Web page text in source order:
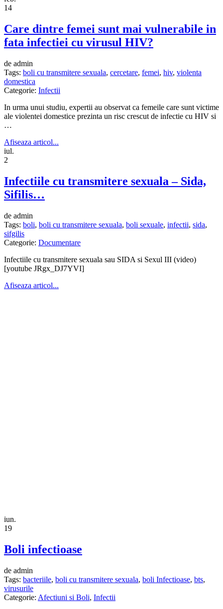
14
Care dintre femei sunt mai vulnerabile in
fata infectiei cu virusul HIV?
de admin
Tags: boli cu transmitere sexuala, cercetare, femei, hiv, violenta
domestica
Categorie: Infectii
In urma unui studiu, expertii au observat ca femeile care sunt victime
ale violentei domestice prezinta un risc crescut de infectie cu HIV si
…
Afiseaza articol...
iul.
2
Infectiile cu transmitere sexuala – Sida,
Sifilis…
de admin
Tags: boli, boli cu transmitere sexuala, boli sexuale, infectii, sida,
sifgilis
Categorie: Documentare
Infectiile cu transmitere sexuala sau SIDA si Sexul III (video)
[youtube JRgx_DJ7YVI]
Afiseaza articol...
iun.
19
Boli infectioase
de admin
Tags: bacteriile, boli cu transmitere sexuala, boli Infectioase, bts,
virusurile
Categorie: Afectiuni si Boli, Infectii